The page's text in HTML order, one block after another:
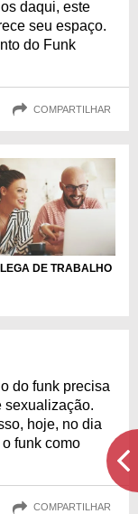
daqui, este
seu espaço.
do Funk
COMPARTILHAR
DE TRABALHO
do funk precisa
sexualização.
hoje, no dia
funk como
COMPARTILHAR